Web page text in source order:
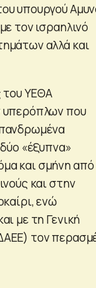
υπουργού
τον ισραηλινό
αλλά και
του ΥΕΘΑ
υπερόπλων που
«έξυπνα»
και σμήνη από
και στην
ενώ
με τη Γενική
τον